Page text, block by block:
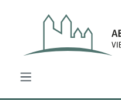
Zum Hauptinhalt springen